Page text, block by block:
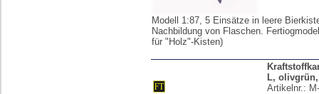
Modell 1:87, 5 Einsätze in leere
Nachbildung von Flaschen.
für "Holz"-Kisten)
L,
Artikelnr.: